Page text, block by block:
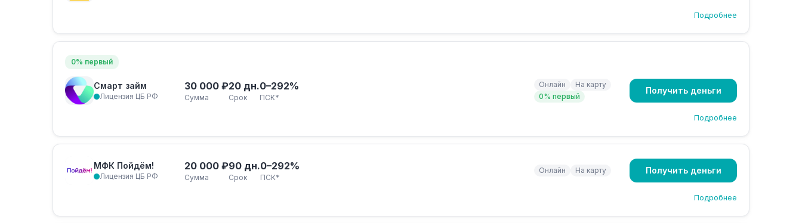
Подробнее
0% первый
Смарт займ
Лицензия ЦБ РФ
30 000 ₽
Сумма
20 дн.
Срок
0–292%
ПСК*
Онлайн
На карту
0% первый
Получить деньги
Подробнее
МФК Пойдём!
Лицензия ЦБ РФ
20 000 ₽
Сумма
90 дн.
Срок
0–292%
ПСК*
Онлайн На карту Получить деньги
Подробнее